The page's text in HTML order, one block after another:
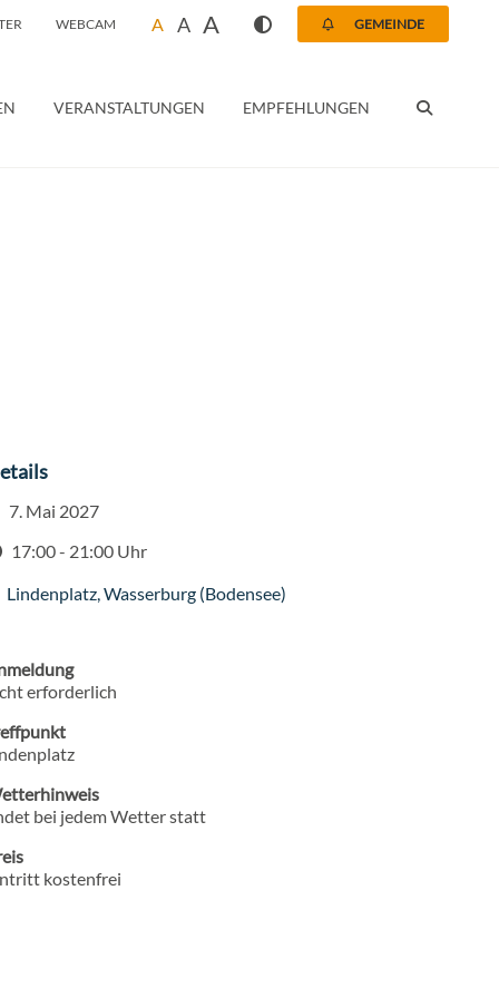
WEBCAM A A A GEMEINDE
VERANSTALTUNGEN EMPFEHLUNGEN
7. Mai 2027
17:00 - 21:00 Uhr
Lindenplatz,Wasserburg (Bodensee)
erforderlich
bei jedem Wetter statt
kostenfrei